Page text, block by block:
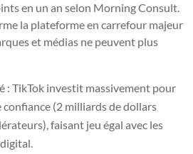
en un an selon Morning Consult.
la plateforme en carrefour majeur
et médias ne peuvent plus
: TikTok investit massivement pour
(2 milliards de dollars
faisant jeu égal avec les